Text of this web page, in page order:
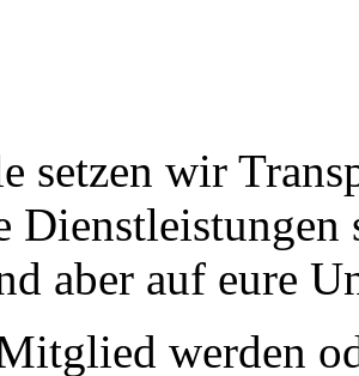
setzen wir
Dienstleistungen
aber auf eure
werden